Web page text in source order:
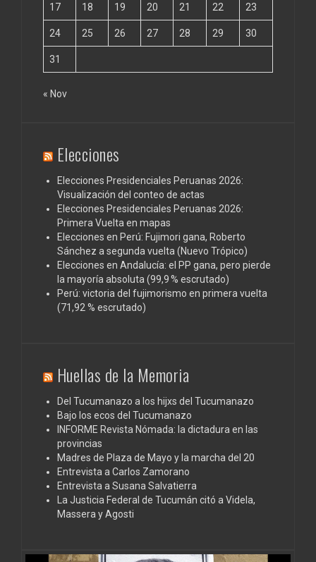
17 18 19 20 21 22 23
24 25 26 27 28 29 30
31
« Nov
Elecciones
Elecciones Presidenciales Peruanas 2026:
Visualización del conteo de actas
Elecciones Presidenciales Peruanas 2026:
Primera Vuelta en mapas
Elecciones en Perú: Fujimori gana, Roberto
Sánchez a segunda vuelta (Nuevo Trópico)
Elecciones en Andalucía: el PP gana, pero pierde
la mayoría absoluta (99,9 % escrutado)
Perú: victoria del fujimorismo en primera vuelta
(71,92 % escrutado)
Huellas de la Memoria
Del Tucumanazo a los hijxs del Tucumanazo
Bajo los ecos del Tucumanazo
INFORME Revista Nómada: la dictadura en las
provincias
Madres de Plaza de Mayo y la marcha del 20
Entrevista a Carlos Zamorano
Entrevista a Susana Salvatierra
La Justicia Federal de Tucumán citó a Videla,
Massera y Agosti